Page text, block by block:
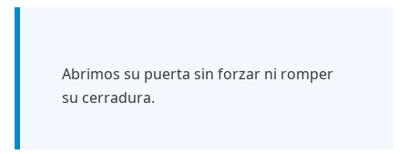
Abrimos su puerta sin forzar ni romper
su cerradura.